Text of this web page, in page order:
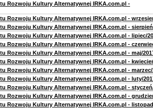
Rozwoju Kultury Alternatywnej IRKA.com.pl -
Rozwoju Kultury Alternatywnej IRKA.com.pl -
Rozwoju Kultury Alternatywnej IRKA.com.pl -
Rozwoju Kultury Alternatywnej IRKA.com.pl - lipiec/
Rozwoju Kultury Alternatywnej IRKA.com.pl -
Rozwoju Kultury Alternatywnej IRKA.com.pl - maj/
Rozwoju Kultury Alternatywnej IRKA.com.pl -
Rozwoju Kultury Alternatywnej IRKA.com.pl - marzec/
Rozwoju Kultury Alternatywnej IRKA.com.pl - luty/
Rozwoju Kultury Alternatywnej IRKA.com.pl -
Rozwoju Kultury Alternatywnej IRKA.com.pl -
Rozwoju Kultury Alternatywnej IRKA.com.pl -